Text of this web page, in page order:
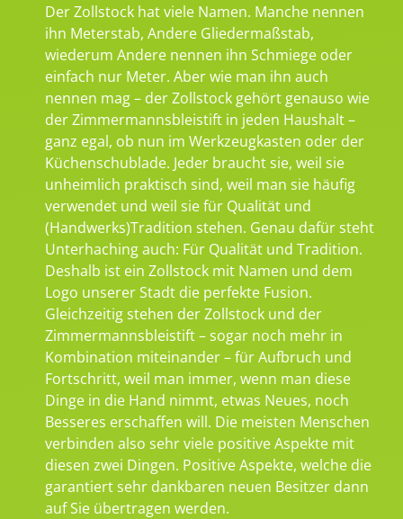
Der Zollstock hat viele Namen. Manche nennen
ihn Meterstab, Andere Gliedermaßstab,
wiederum Andere nennen ihn Schmiege oder
einfach nur Meter. Aber wie man ihn auch
nennen mag – der Zollstock gehört genauso wie
der Zimmermannsbleistift in jeden Haushalt –
ganz egal, ob nun im Werkzeugkasten oder der
Küchenschublade. Jeder braucht sie, weil sie
unheimlich praktisch sind, weil man sie häufig
verwendet und weil sie für Qualität und
(Handwerks)Tradition stehen. Genau dafür steht
Unterhaching auch: Für Qualität und Tradition.
Deshalb ist ein Zollstock mit Namen und dem
Logo unserer Stadt die perfekte Fusion.
Gleichzeitig stehen der Zollstock und der
Zimmermannsbleistift – sogar noch mehr in
Kombination miteinander – für Aufbruch und
Fortschritt, weil man immer, wenn man diese
Dinge in die Hand nimmt, etwas Neues, noch
Besseres erschaffen will. Die meisten Menschen
verbinden also sehr viele positive Aspekte mit
diesen zwei Dingen. Positive Aspekte, welche die
garantiert sehr dankbaren neuen Besitzer dann
auf Sie übertragen werden.